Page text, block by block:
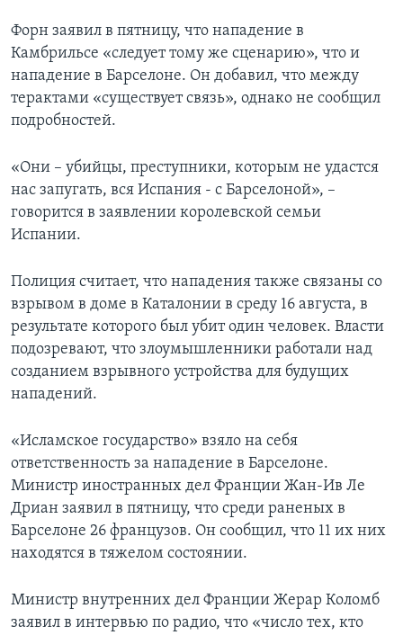
Форн заявил в пятницу, что нападение в
Камбрильсе «следует тому же сценарию», что и
нападение в Барселоне. Он добавил, что между
терактами «существует связь», однако не сообщил
подробностей.
«Они – убийцы, преступники, которым не удастся
нас запугать, вся Испания - с Барселоной», –
говорится в заявлении королевской семьи
Испании.
Полиция считает, что нападения также связаны со
взрывом в доме в Каталонии в среду 16 августа, в
результате которого был убит один человек. Власти
подозревают, что злоумышленники работали над
созданием взрывного устройства для будущих
нападений.
«Исламское государство» взяло на себя
ответственность за нападение в Барселоне.
Министр иностранных дел Франции Жан-Ив Ле
Дриан заявил в пятницу, что среди раненых в
Барселоне 26 французов. Он сообщил, что 11 их них
находятся в тяжелом состоянии.
Министр внутренних дел Франции Жерар Коломб
заявил в интервью по радио, что «число тех, кто